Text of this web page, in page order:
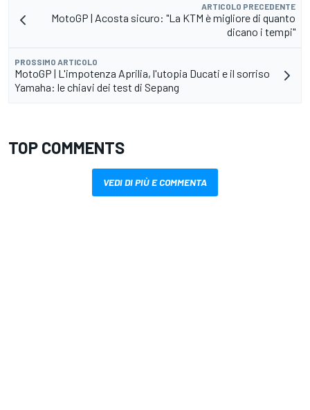
ARTICOLO PRECEDENTE
MotoGP | Acosta sicuro: "La KTM è migliore di quanto
dicano i tempi"
PROSSIMO ARTICOLO
MotoGP | L'impotenza Aprilia, l'utopia Ducati e il sorriso
Yamaha: le chiavi dei test di Sepang
TOP COMMENTS
VEDI DI PIÙ E COMMENTA